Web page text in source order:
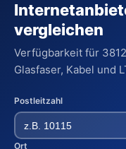
vergleichen
Verfügbarkeit für
Glasfaser, Kabel und
Postleitzahl
Ort